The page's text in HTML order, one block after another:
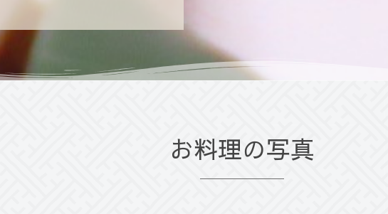
お料理の写真